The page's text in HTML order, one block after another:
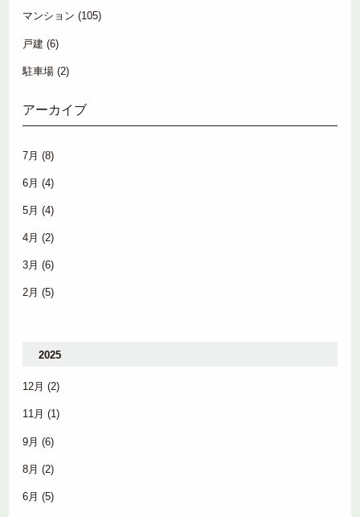
マンション (105)
戸建 (6)
駐車場 (2)
アーカイブ
7月 (8)
6月 (4)
5月 (4)
4月 (2)
3月 (6)
2月 (5)
2025
12月 (2)
11月 (1)
9月 (6)
8月 (2)
6月 (5)